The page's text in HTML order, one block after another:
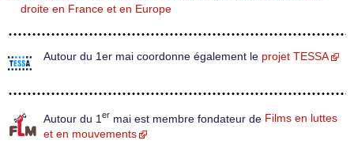
droite en France et en Europe
Autour du 1er mai coordonne également le projet TESSA
Autour du 1 er mai est membre fondateur de Films en luttes
et en mouvements